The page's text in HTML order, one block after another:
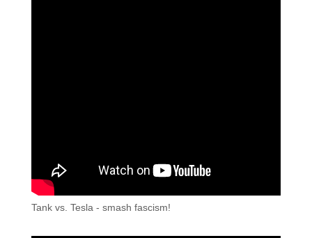
Tank vs. Tesla - smash fascism!